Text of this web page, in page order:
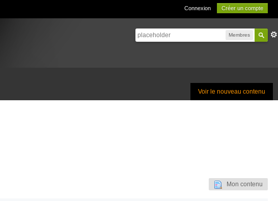
Connexion Créer un compte
Membres
Voir le nouveau contenu
Mon contenu